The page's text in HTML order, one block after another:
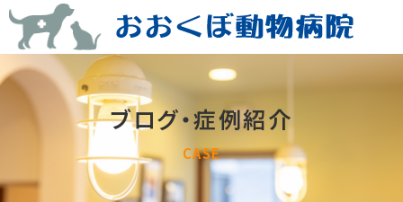
ブログ・症例紹介
CASE